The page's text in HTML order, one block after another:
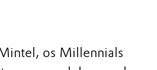
os Millennials